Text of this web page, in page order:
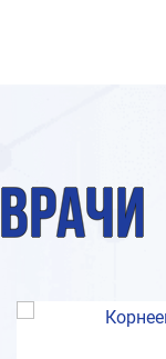
врачи